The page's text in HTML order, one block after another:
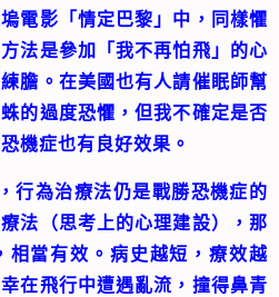
電影「情定巴黎」中，同樣懼
法是參加「我不再怕飛」的心
膽。在美國也有人請催眠師幫
的過度恐懼，但我不確定是否
機症也有良好效果。
為治療法仍是戰勝恐機症的
法（思考上的心理建設），那
相當有效。病史越短，療效越
在飛行中遭遇亂流，撞得鼻青